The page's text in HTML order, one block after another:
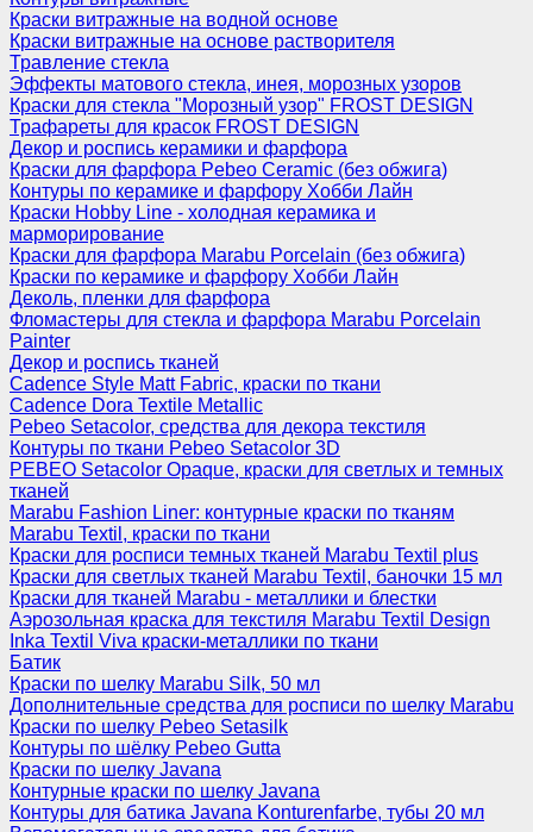
Краски витражные на водной основе
Краски витражные на основе растворителя
Травление стекла
Эффекты матового стекла, инея, морозных узоров
Краски для стекла "Морозный узор" FROST DESIGN
Трафареты для красок FROST DESIGN
Декор и роспись керамики и фарфора
Краски для фарфора Pebeo Ceramic (без обжига)
Контуры по керамике и фарфору Хобби Лайн
Краски Hobby Line - холодная керамика и
марморирование
Краски для фарфора Marabu Porcelain (без обжига)
Краски по керамике и фарфору Хобби Лайн
Деколь, пленки для фарфора
Фломастеры для стекла и фарфора Marabu Porcelain
Painter
Декор и роспись тканей
Cadence Style Matt Fabric, краски по ткани
Cadence Dora Textile Metallic
Pebeo Setacolor, средства для декора текстиля
Контуры по ткани Pebeo Setacolor 3D
PEBEO Setacolor Opaque, краски для светлых и темных
тканей
Marabu Fashion Liner: контурные краски по тканям
Marabu Textil, краски по ткани
Краски для росписи темных тканей Marabu Textil plus
Краски для светлых тканей Marabu Textil, баночки 15 мл
Краски для тканей Marabu - металлики и блестки
Аэрозольная краска для текстиля Marabu Textil Design
Inka Textil Viva краски-металлики по ткани
Батик
Краски по шелку Marabu Silk, 50 мл
Дополнительные средства для росписи по шелку Marabu
Краски по шелку Pebeo Setasilk
Контуры по шёлку Pebeo Gutta
Краски по шелку Javana
Контурные краски по шелку Javana
Контуры для батика Javana Konturenfarbe, тубы 20 мл